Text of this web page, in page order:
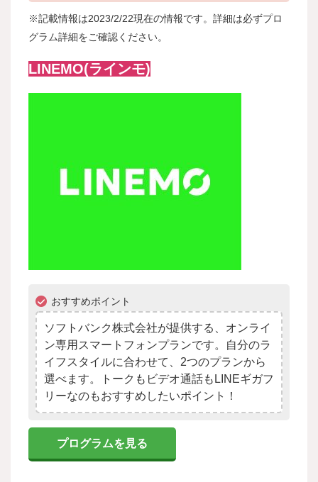
※記載情報は2023/2/22現在の情報です。詳細は必ずプロ
グラム詳細をご確認ください。
LINEMO(ラインモ)
おすすめポイント
ソフトバンク株式会社が提供する、オンライ
ン専用スマートフォンプランです。自分のラ
イフスタイルに合わせて、2つのプランから
選べます。トークもビデオ通話もLINEギガフ
リーなのもおすすめしたいポイント！
プログラムを見る